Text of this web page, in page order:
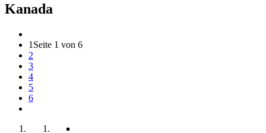
Kanada
1 Seite 1 von 6
2
3
4
5
6